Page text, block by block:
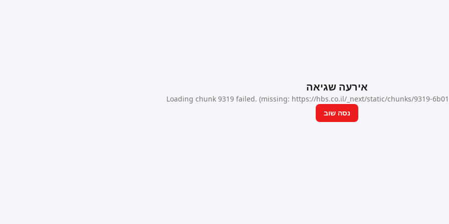
אירעה שגיאה
Loading chunk 9319 failed. (missing: https://hbs.co.il/_next/static/chunks/9319-
נסה שוב